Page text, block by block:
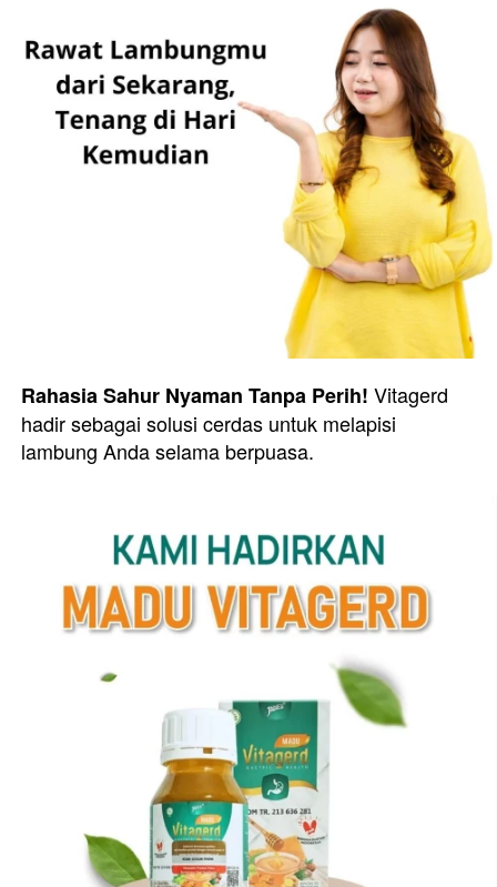
Rahasia Sahur Nyaman Tanpa Perih! Vitagerd
hadir sebagai solusi cerdas untuk melapisi
lambung Anda selama berpuasa.